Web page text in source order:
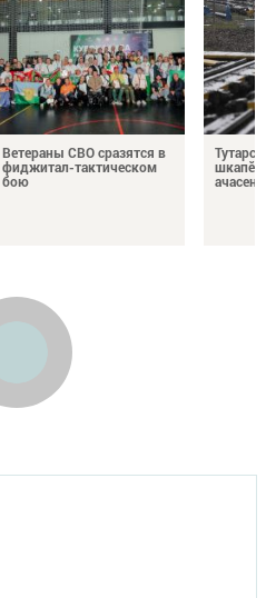
Ветераны СВО сразятся в
фиджитал-тактическом
бою